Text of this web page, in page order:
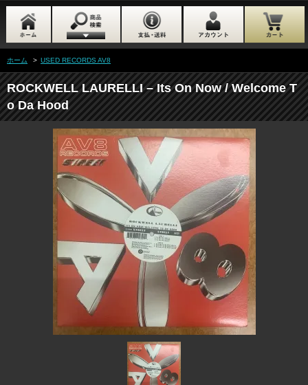
ホーム > USED RECORDS AV8
ROCKWELL LAURELLI – Its On Now / Welcome T
o Da Hood